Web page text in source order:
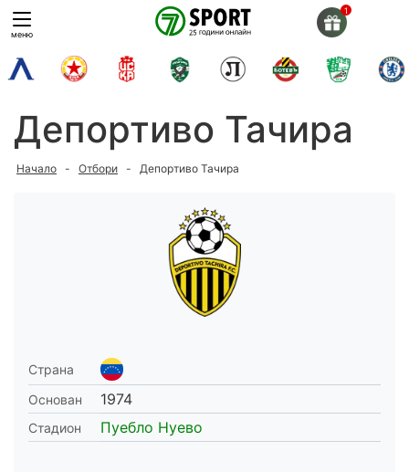
Skip
to
content
меню
Депортиво Тачира
Начало - Отбори - Депортиво Тачира
Страна
Основан
1974
Стадион Пуебло Нуево